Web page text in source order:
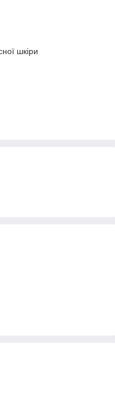
шкіри